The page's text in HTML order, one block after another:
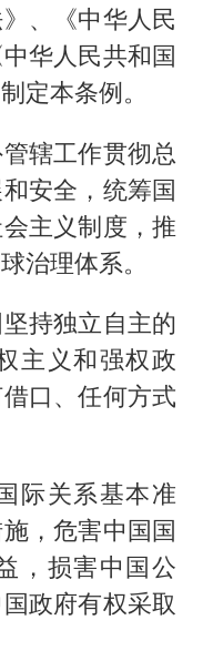
、《中华人民
华人民共和国
定本条例。
辖工作贯彻总
安全，统筹国
主义制度，推
治理体系。
持独立自主的
主义和强权政
口、任何方式
际关系基本准
，危害中国国
，损害中国公
政府有权采取